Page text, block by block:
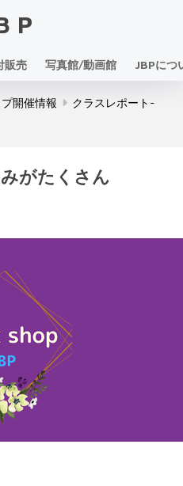
販売 写真館/動画館 JBPにつ
開催情報
クラスレポート-
がたくさん